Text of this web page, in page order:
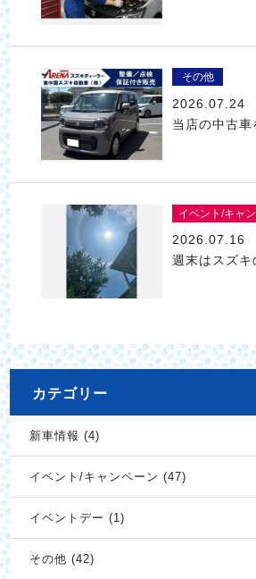
その他
2026.07.24
当店の中古車
イベント/キャ
2026.07.16
週末はスズキ
カテゴリー
新車情報 (4)
イベント/キャンペーン (47)
イベントデー (1)
その他 (42)